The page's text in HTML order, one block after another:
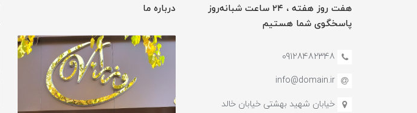
هفت روز هفته ، ۲۴ ساعت شبانه‌روز
پاسخگوی شما هستیم
09128482348
info@domain.ir
خیابان شهید بهشتی خیابان خالد
درباره ما